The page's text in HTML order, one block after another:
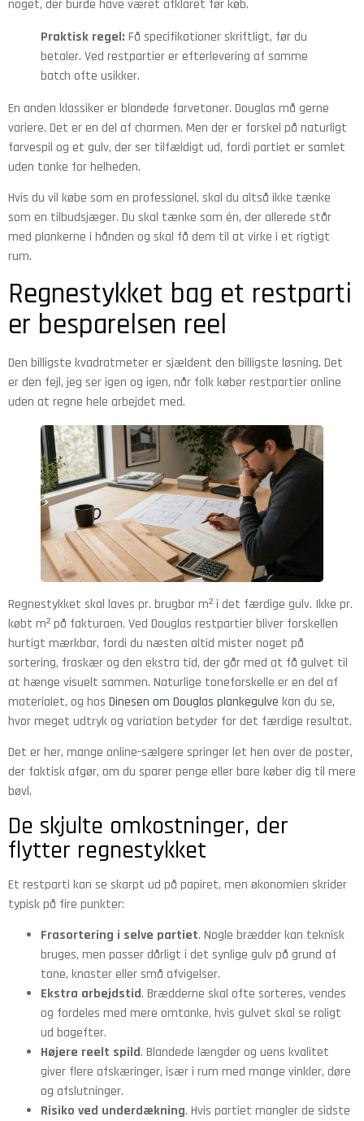
noget, der burde have været afklaret før køb.
Praktisk regel: Få specifikationer skriftligt, før du
betaler. Ved restpartier er efterlevering af samme
batch ofte usikker.
En anden klassiker er blandede farvetoner. Douglas må gerne
variere. Det er en del af charmen. Men der er forskel på naturligt
farvespil og et gulv, der ser tilfældigt ud, fordi partiet er samlet
uden tanke for helheden.
Hvis du vil købe som en professionel, skal du altså ikke tænke
som en tilbudsjæger. Du skal tænke som én, der allerede står
med plankerne i hånden og skal få dem til at virke i et rigtigt
rum.
Regnestykket bag et restparti
er besparelsen reel
Den billigste kvadratmeter er sjældent den billigste løsning. Det
er den fejl, jeg ser igen og igen, når folk køber restpartier online
uden at regne hele arbejdet med.
Regnestykket skal laves pr. brugbar m² i det færdige gulv. Ikke pr.
købt m² på fakturaen. Ved Douglas restpartier bliver forskellen
hurtigt mærkbar, fordi du næsten altid mister noget på
sortering, fraskær og den ekstra tid, der går med at få gulvet til
at hænge visuelt sammen. Naturlige toneforskelle er en del af
materialet, og hos Dinesen om Douglas plankegulve kan du se,
hvor meget udtryk og variation betyder for det færdige resultat.
Det er her, mange online-sælgere springer let hen over de poster,
der faktisk afgør, om du sparer penge eller bare køber dig til mere
bøvl.
De skjulte omkostninger, der
flytter regnestykket
Et restparti kan se skarpt ud på papiret, men økonomien skrider
typisk på fire punkter:
Frasortering i selve partiet. Nogle brædder kan teknisk
bruges, men passer dårligt i det synlige gulv på grund af
tone, knaster eller små afvigelser.
Ekstra arbejdstid. Brædderne skal ofte sorteres, vendes
og fordeles med mere omtanke, hvis gulvet skal se roligt
ud bagefter.
Højere reelt spild. Blandede længder og uens kvalitet
giver flere afskæringer, især i rum med mange vinkler, døre
og afslutninger.
Risiko ved underdækning. Hvis partiet mangler de sidste